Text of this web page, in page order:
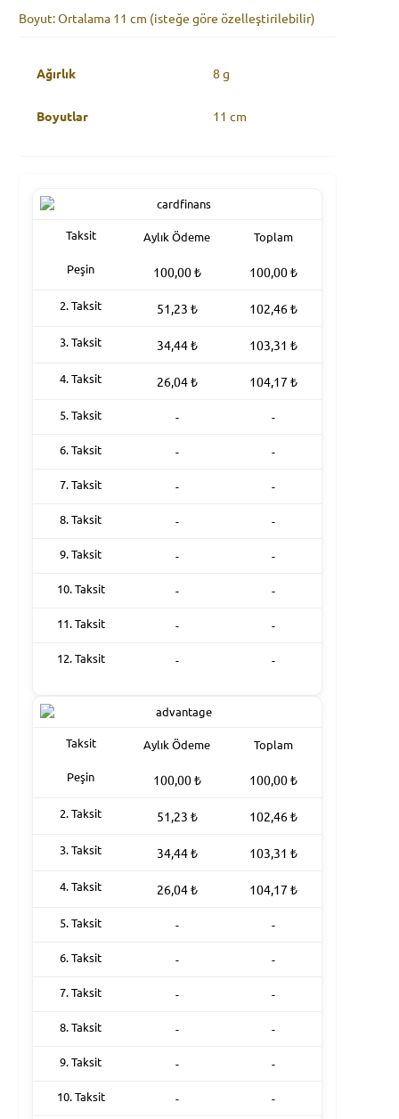
Boyut: Ortalama 11 cm (isteğe göre özelleştirilebilir)
Ağırlık 8 g
Boyutlar 11 cm
Taksit Aylık Ödeme Toplam
Peşin 100,00₺ 100,00₺
2. Taksit 51,23 ₺ 102,46₺
3. Taksit 34,44₺ 103,31 ₺
4. Taksit 26,04₺ 104,17 ₺
5. Taksit - -
6. Taksit - -
7. Taksit - -
8. Taksit - -
9. Taksit - -
10. Taksit - -
11. Taksit - -
12. Taksit - -
Taksit Aylık Ödeme Toplam
Peşin 100,00₺ 100,00₺
2. Taksit 51,23 ₺ 102,46₺
3. Taksit 34,44₺ 103,31 ₺
4. Taksit 26,04₺ 104,17 ₺
5. Taksit - -
6. Taksit - -
7. Taksit - -
8. Taksit - -
9. Taksit - -
10. Taksit - -